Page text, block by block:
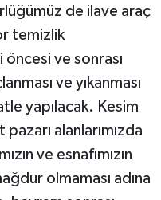
de ilave araç
temizlik
öncesi ve sonrası
ve yıkanması
yapılacak. Kesim
pazarı alanlarımızda
ve esnafımızın
olmaması adına